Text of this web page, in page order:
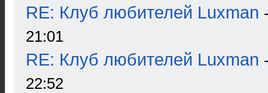
RE: Клуб любителей Luxman
21:01
RE: Клуб любителей Luxman
22:52